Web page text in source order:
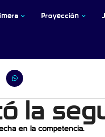
Proyección
la
en la competencia.